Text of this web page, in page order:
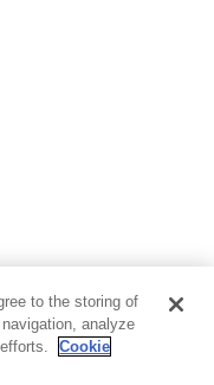
音楽・演劇
to the storing of
analyze
Cookie